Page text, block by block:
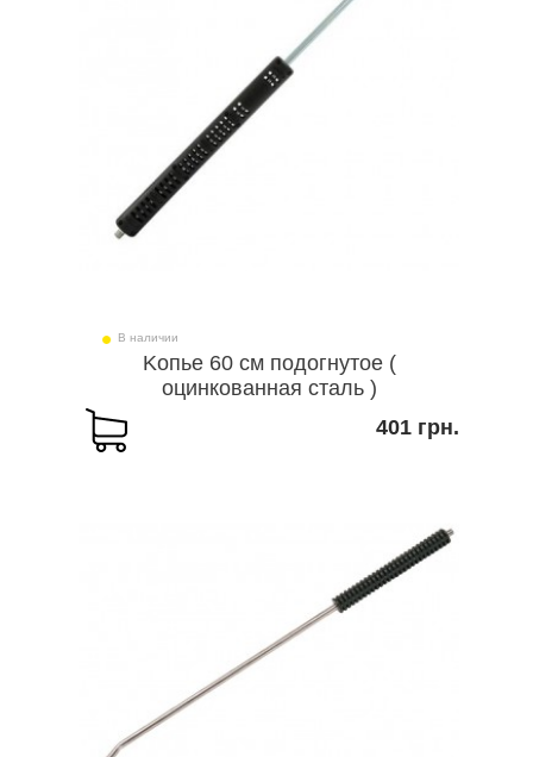
В наличии
Kопье 60 см подогнутое (
оцинкованная сталь )
401 грн.